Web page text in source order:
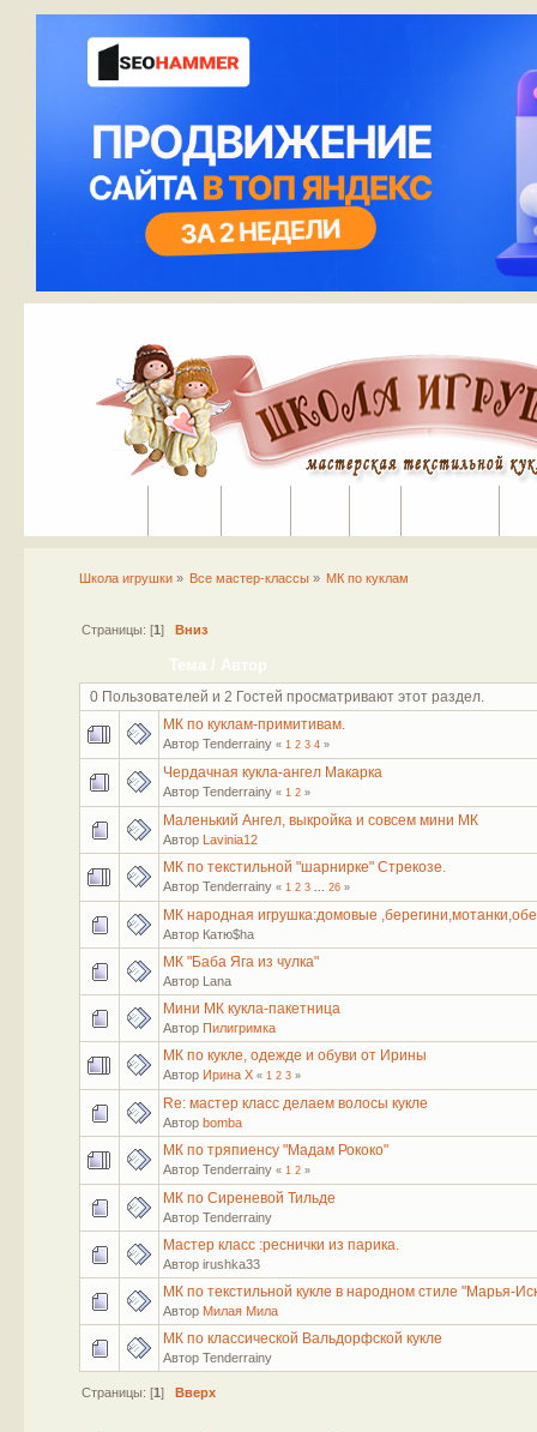
Школа игрушки» Все мастер-классы » МК по куклам
Страницы: [1] Вниз
Тема / Автор
0 Пользователей и 2 Гостей просматривают этот раздел.
МК по куклам-примитивам.
Автор Tenderrainy « 1 2 3 4»
Чердачная кукла-ангел Макарка
Автор Tenderrainy « 1 2»
Маленький Ангел, выкройка и совсем мини МК
Автор Lavinia12
МК по текстильной "шарнирке" Стрекозе.
Автор Tenderrainy « 1 2 3 26»
МК народная игрушка:домовые
Автор Катю$ha
МК "Баба Яга из чулка"
Автор Lana
Мини МК кукла-пакетница
Автор Пилигримка
МК по кукле, одежде и обуви от Ирины
Автор Ирина Х « 1 2 3»
Re: мастер класс делаем волосы кукле
Автор bomba
МК по тряпиенсу "Мадам Рококо"
Автор Tenderrainy « 1 2»
МК по Сиреневой Тильде
Автор Tenderrainy
Мастер класс :реснички из парика.
Автор irushka33
МК по текстильной кукле в народном стиле "Марья-
Автор Милая Мила
МК по классической Вальдорфской кукле
Автор Tenderrainy
Страницы: [1] Вверх